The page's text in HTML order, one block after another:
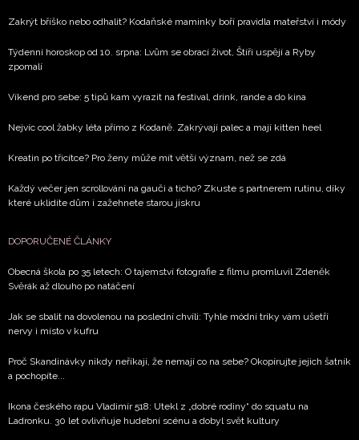
Zakrýt bříško nebo odhalit? Kodaňské maminky boří pravidla mateřství i módy
Týdenní horoskop od 10. srpna: Lvům se obrací život, Štíři uspějí a Ryby
zpomalí
Víkend pro sebe: 5 tipů kam vyrazit na festival, drink, rande a do kina
Nejvíc cool žabky léta přímo z Kodaně. Zakrývají palec a mají kitten heel
Kreatin po třicítce? Pro ženy může mít větší význam, než se zdá
Každý večer jen scrollování na gauči a ticho? Zkuste s partnerem rutinu, díky
které uklidíte dům i zažehnete starou jiskru
DOPORUČENÉ ČLÁNKY
Obecná škola po 35 letech: O tajemství fotografie z filmu promluvil Zdeněk
Svěrák až dlouho po natáčení
Jak se sbalit na dovolenou na poslední chvíli: Tyhle módní triky vám ušetří
nervy i místo v kufru
Proč Skandinávky nikdy neříkají, že nemají co na sebe? Okopírujte jejich šatník
a pochopíte...
Ikona českého rapu Vladimír 518: Utekl z „dobré rodiny“ do squatu na
Ladronku. 30 let ovlivňuje hudební scénu a dobyl svět kultury